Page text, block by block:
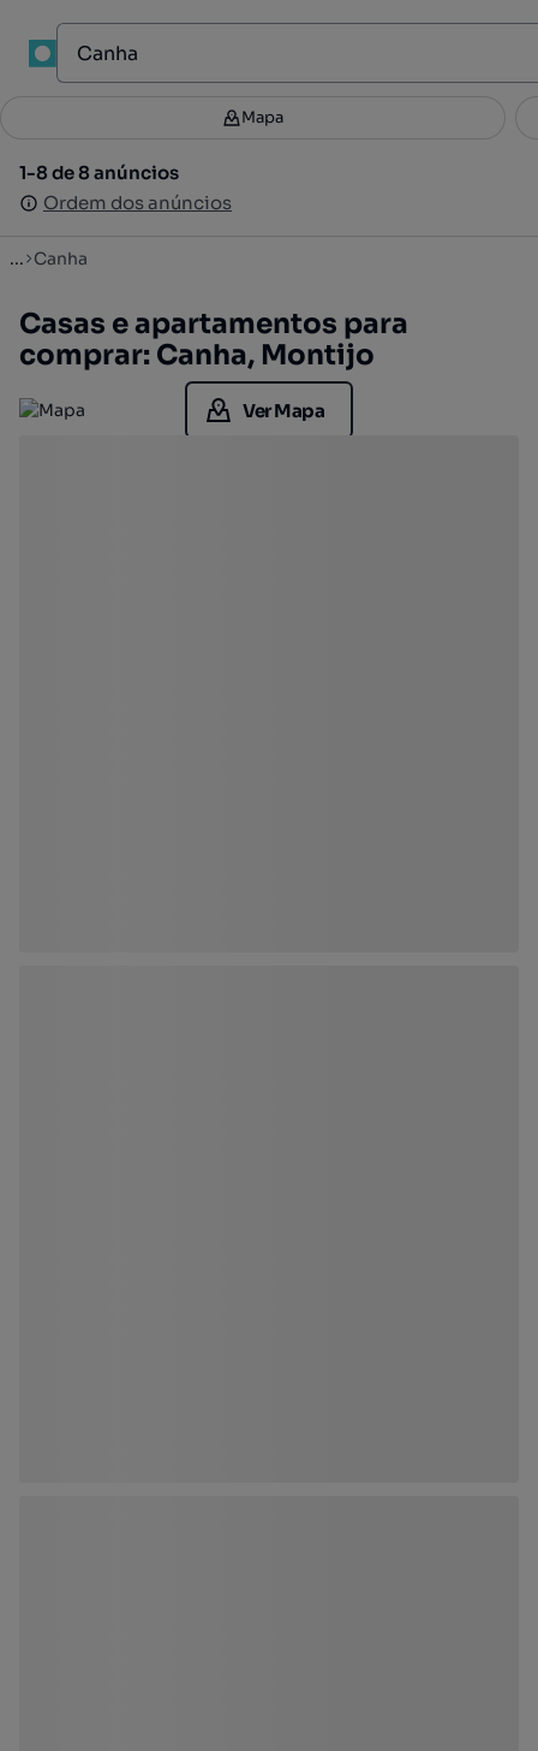
Filtros 1
1-8 de 8 anúncios
Ordem dos anúncios
Mapa
1-8 de 8 anúncios
Ordem dos anúncios
... Canha
Casas e apartamentos para
comprar: Canha, Montijo
Ver Mapa